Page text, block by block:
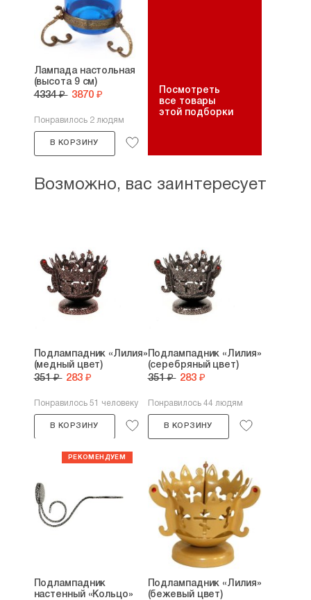
Лампада настольная
(высота 9 см)
4334 ₽ 3870 ₽
Понравилось 2 людям
В КОРЗИНУ
Посмотреть
все товары
этой подборки
Возможно, вас заинтересует
Подлампадник «Лилия»
(медный цвет)
351 ₽ 283 ₽
Понравилось 51 человеку
В КОРЗИНУ
Подлампадник «Лилия»
(серебряный цвет)
351 ₽ 283 ₽
Понравилось 44 людям
В КОРЗИНУ
Подлампадник
настенный «Кольцо»
Подлампадник «Лилия»
(бежевый цвет)